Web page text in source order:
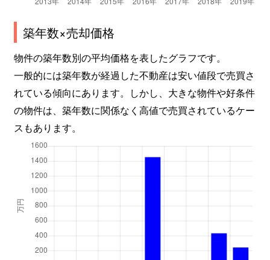
築年数×売却価格
物件の築年数別の平均価格を表したグラフです。
一般的には築年数が経過した不動産は安い値段で売買さ
れている傾向にあります。しかし、大きな物件や好条件
の物件は、築年数に関係なく高値で売買されているケー
スもあります。